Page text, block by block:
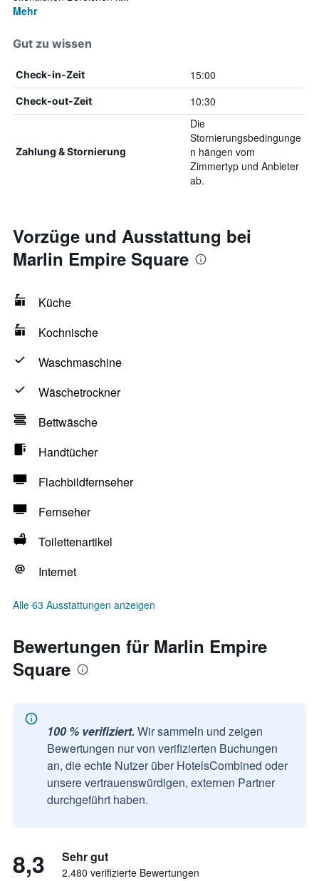
Mehr
Gut zu wissen
Check-in-Zeit 15:00
Check-out-Zeit 10:30
Zahlung & Stornierung
Die
Stornierungsbedingunge
n hängen vom
Zimmertyp und Anbieter
ab.
Vorzüge und Ausstattung bei
Marlin Empire Square
Küche
Kochnische
Waschmaschine
Wäschetrockner
Bettwäsche
Handtücher
Flachbildfernseher
Fernseher
Toilettenartikel
Internet
Alle 63 Ausstattungen anzeigen
Bewertungen für Marlin Empire
Square
100 % verifiziert. Wir sammeln und zeigen
Bewertungen nur von verifizierten Buchungen
an, die echte Nutzer über HotelsCombined oder
unsere vertrauenswürdigen, externen Partner
durchgeführt haben.
8,3 Sehr gut
2.480 verifizierte Bewertungen